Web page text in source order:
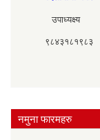
उपाध्यक्ष्य
नमुना फारमहरु